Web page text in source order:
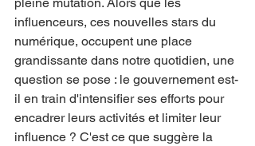
influenceurs, ces nouvelles stars du
numérique, occupent une place
grandissante dans notre quotidien, une
question se pose : le gouvernement est-
il en train d'intensifier ses efforts pour
encadrer leurs activités et limiter leur
influence ? C'est ce que suggère la